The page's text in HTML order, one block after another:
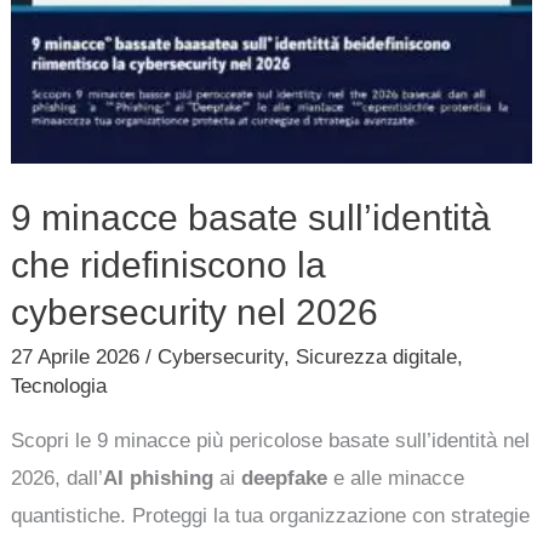
9 minacce basate sull’identità
che ridefiniscono la
cybersecurity nel 2026
27 Aprile 2026/ Cybersecurity, Sicurezza digitale,
Tecnologia
Scopri le 9 minacce più pericolose basate sull’identità nel
2026, dall’AI phishing aideepfake e alle minacce
quantistiche. Proteggi la tua organizzazione con strategie